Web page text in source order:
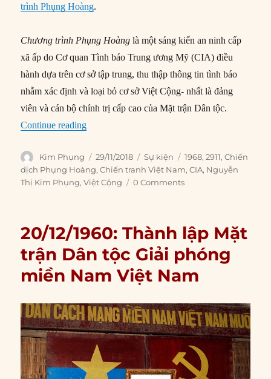
trình Phụng Hoàng.
Chương trình Phụng Hoàng là một sáng kiến an ninh cấp
xã ấp do Cơ quan Tình báo Trung ương Mỹ (CIA) điều
hành dựa trên cơ sở tập trung, thu thập thông tin tình báo
nhằm xác định và loại bỏ cơ sở Việt Cộng- nhất là đảng
viên và cán bộ chính trị cấp cao của Mặt trận Dân tộc.
Continue reading“29/11/1968: Cộng sản thề phá hủy Chương
Author
Kim Phụng
Posted
on
29/11/2018 Categories
Sự kiện Tags
1968,2911,Chiến
dịch Phụng Hoàng,Chiến tranh Việt Nam,CIA, Nguyễn
Thị Kim Phụng,Việt Cộng 0 Comments
20/12/1960: Thành lập Mặt
trận Dân tộc Giải phóng
miền Nam Việt Nam